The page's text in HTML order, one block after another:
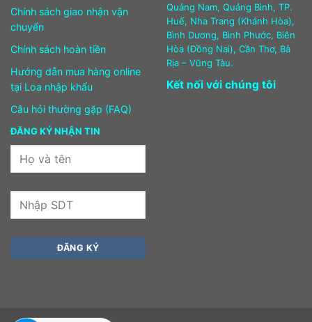
Chính sách giao nhận vận
chuyển
Chính sách hoàn tiền
Hướng dẫn mua hàng online
tại Loa nhập khẩu
Câu hỏi thường gặp (FAQ)
ĐĂNG KÝ NHẬN TIN
Quảng Nam, Quảng Bình, TP.
Huế, Nha Trang (Khánh Hòa),
Bình Dương, Bình Phước, Biên
Hòa (Đồng Nai), Cần Thơ, Bà
Rịa – Vũng Tàu.
Kết nối với chúng tôi